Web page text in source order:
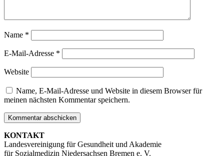
Name *
E-Mail-Adresse *
Website
Name, E-Mail-Adresse und Website in diesem Browser für
meinen nächsten Kommentar speichern.
KONTAKT
Landesvereinigung für Gesundheit und Akademie
für Sozialmedizin Niedersachsen Bremen e. V.